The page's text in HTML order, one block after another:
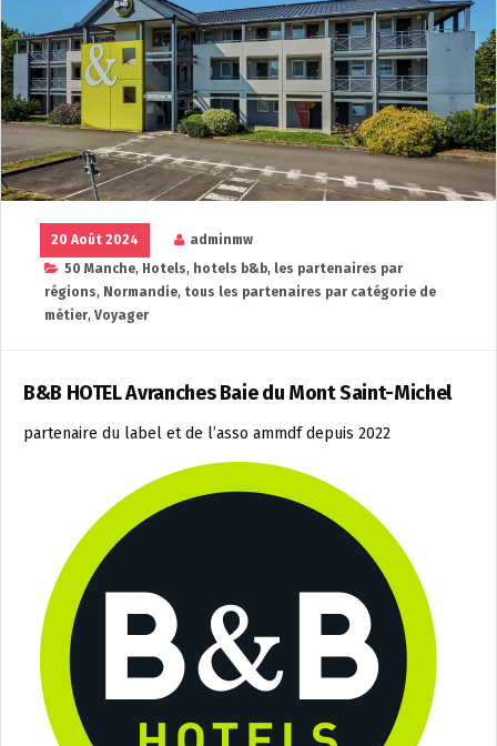
20 Août 2024
adminmw
50 Manche, Hotels, hotels b&b, les partenaires par
régions, Normandie, tous les partenaires par catégorie de
métier, Voyager
B&B HOTEL Avranches Baie du Mont Saint-Michel
partenaire du label et de l’asso ammdf depuis 2022